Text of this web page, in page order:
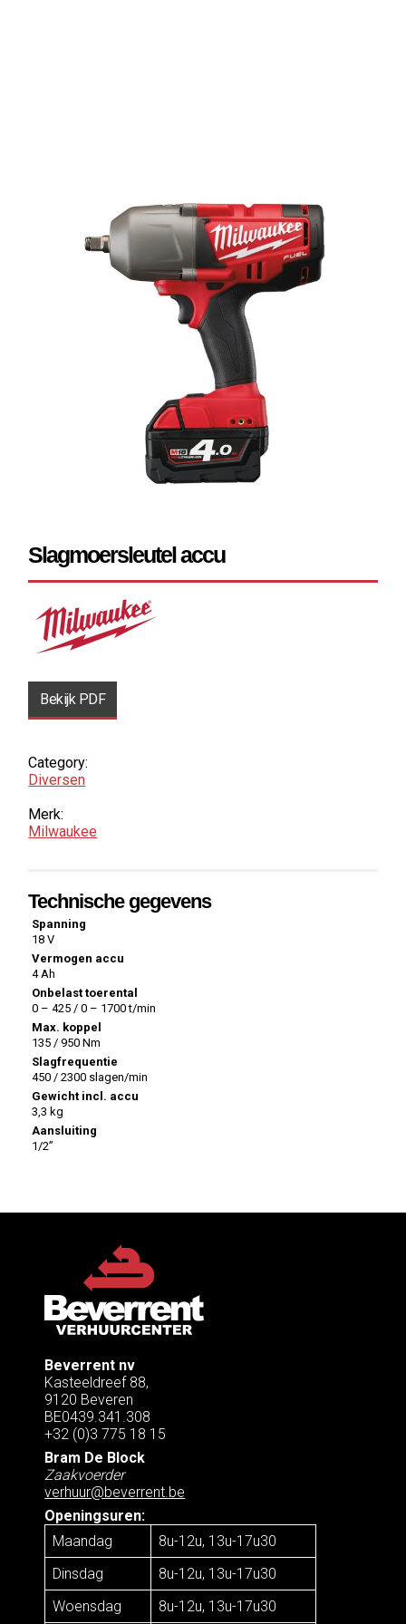
Slagmoersleutel accu
Bekijk PDF
Category:
Diversen
Merk:
Milwaukee
Technische gegevens
Spanning
18 V
Vermogen accu
4 Ah
Onbelast toerental
0 – 425 / 0 – 1700 t/min
Max. koppel
135 / 950 Nm
Slagfrequentie
450 / 2300 slagen/min
Gewicht incl. accu
3,3 kg
Aansluiting
1/2”
Beverrent nv
Kasteeldreef 88,
9120 Beveren
BE0439.341.308
+32 (0)3 775 18 15
Bram De Block
Zaakvoerder
verhuur@beverrent.be
Openingsuren:
Maandag
8u-12u, 13u-17u30
Dinsdag
8u-12u, 13u-17u30
Woensdag
8u-12u, 13u-17u30